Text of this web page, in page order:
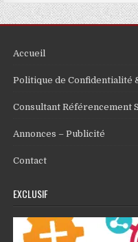
Accueil
Politique de Confidentialité
Consultant Référencement
Annonces – Publicité
Contact
EXCLUSIF